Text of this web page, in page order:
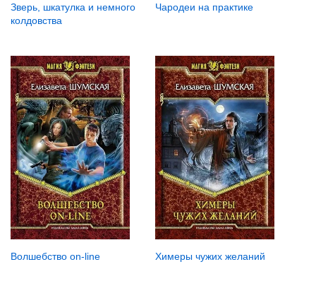
Зверь, шкатулка и немного
колдовства
Чародеи на практике
Волшебство on-line Химеры чужих желаний